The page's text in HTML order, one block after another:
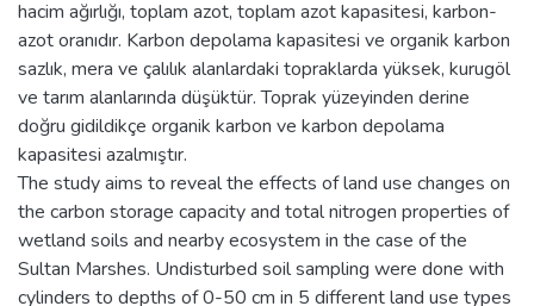
hacim ağırlığı, toplam azot, toplam azot kapasitesi, karbon-
azot oranıdır. Karbon depolama kapasitesi ve organik karbon
sazlık, mera ve çalılık alanlardaki topraklarda yüksek, kurugöl
ve tarım alanlarında düşüktür. Toprak yüzeyinden derine
doğru gidildikçe organik karbon ve karbon depolama
kapasitesi azalmıştır.
The study aims to reveal the effects of land use changes on
the carbon storage capacity and total nitrogen properties of
wetland soils and nearby ecosystem in the case of the
Sultan Marshes. Undisturbed soil sampling were done with
cylinders to depths of 0-50 cm in 5 different land use types